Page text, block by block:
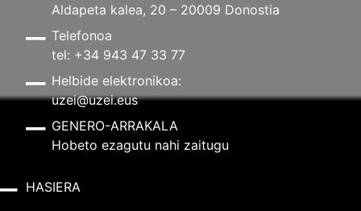
Aldapeta kalea, 20 – 20009 Donostia
Telefonoa
tel: +34 943 47 33 77
Helbide elektronikoa:
uzei@uzei.eus
GENERO-ARRAKALA
Hobeto ezagutu nahi zaitugu
HASIERA